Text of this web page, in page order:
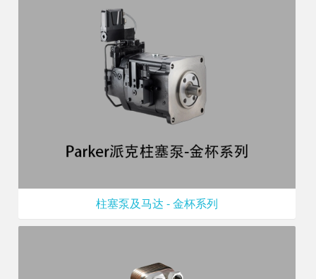
柱塞泵及马达 - 金杯系列